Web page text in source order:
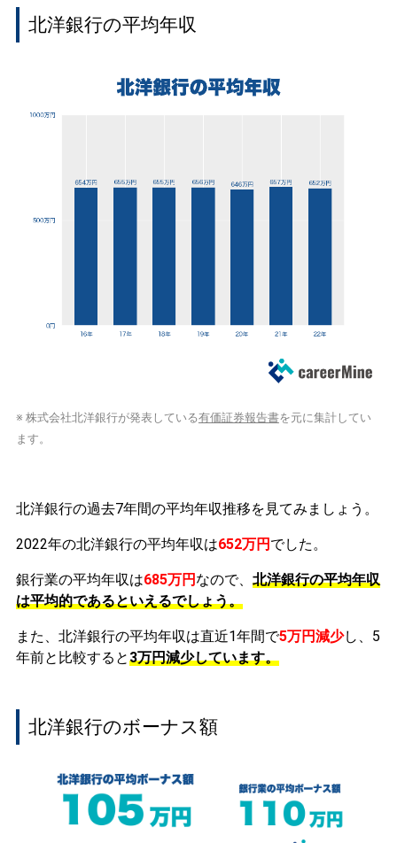
北洋銀行の平均年収
※ 株式会社北洋銀行が発表している有価証券報告書を元に集計してい
ます。
北洋銀行の過去7年間の平均年収推移を見てみましょう。
2022年の北洋銀行の平均年収は652万円 でした。
銀行業の平均年収は685万円 なので、 北洋銀行の平均年収
は平均的であるといえるでしょう。
また、北洋銀行の平均年収は直近1年間で5万円減少し、5
年前と比較すると3万円減少しています。
北洋銀行のボーナス額